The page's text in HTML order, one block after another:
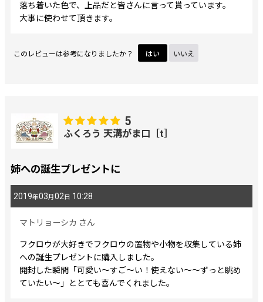
落ち着いた色で、上品だと皆さんに言って貰っています。
大事に使わせて頂きます。
このレビューは参考になりましたか？ はい いいえ
5
ふくろう 天溝がま口［t］
姉への誕生プレゼントに
2019年03月02日 10:28
マトリョーシカ さん
フクロウが大好きでフクロウの置物や小物を収集している姉
への誕生プレゼントに購入しました。
開封した瞬間「可愛い〜すご〜い！使えない〜〜ずっと眺め
ていたい〜」ととても喜んでくれました。